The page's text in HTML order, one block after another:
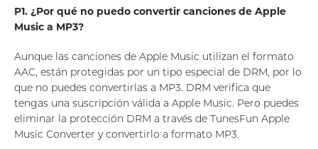
P1. ¿Por qué no puedo convertir canciones de Apple
Music a MP3?
Aunque las canciones de Apple Music utilizan el formato
AAC, están protegidas por un tipo especial de DRM, por lo
que no puedes convertirlas a MP3. DRM verifica que
tengas una suscripción válida a Apple Music. Pero puedes
eliminar la protección DRM a través de TunesFun Apple
Music Converter y convertirlo a formato MP3.